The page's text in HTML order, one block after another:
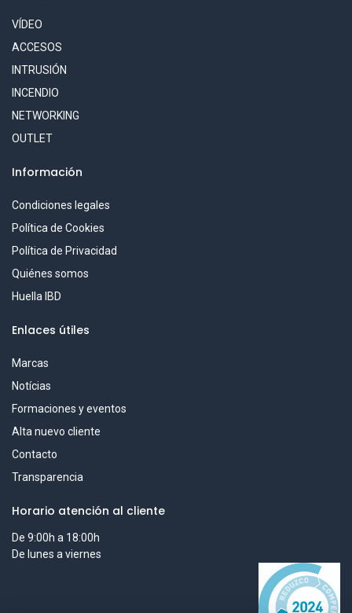
VÍDEO
ACCESOS
INTRUSIÓN
INCENDIO
NETWORKING
OUTLET
Información
Condiciones legales
Política de Cookies
Política de Privacidad
Quiénes somos
Huella IBD
Enlaces útiles
Marcas
Notícias
Formaciones y eventos
Alta nuevo cliente
Contacto
Transparencia
Horario atención al cliente
De 9:00h a 18:00h
De lunes a viernes